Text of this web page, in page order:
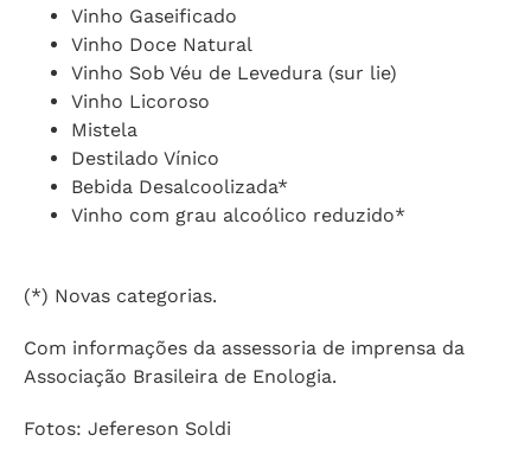
Vinho Gaseificado
Vinho Doce Natural
Vinho Sob Véu de Levedura (sur lie)
Vinho Licoroso
Mistela
Destilado Vínico
Bebida Desalcoolizada*
Vinho com grau alcoólico reduzido*
(*) Novas categorias.
Com informações da assessoria de imprensa da
Associação Brasileira de Enologia.
Fotos: Jefereson Soldi